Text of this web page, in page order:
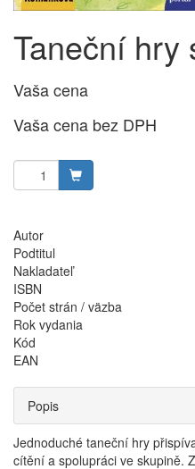
Taneční hry
Vaša cena
Vaša cena bez DPH
Autor
Podtitul
Nakladateľ
ISBN
Počet strán / väzba
Rok vydania
Kód
EAN
Popis
Jednoduché taneční hry
cítění a spolupráci ve skupině.